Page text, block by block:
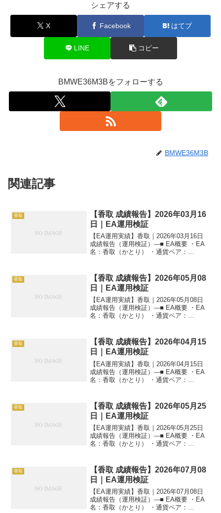
シェアする
X Facebook はてブ
LINE コピー
BMWE36M3Bをフォローする
BMWE36M3B
関連記事
香取
【香取 成績報告】2026年03月16
日｜EA運用検証
【EA運用実績】香取｜2026年03月16日
成績報告（運用検証）---■ EA概要 ・EA
名：香取（かとり） ・通貨ペア：
稼働 ---■ 本日の運用成績...
香取
【香取 成績報告】2026年05月08
日｜EA運用検証
【EA運用実績】香取｜2026年05月08日
成績報告（運用検証）---■ EA概要 ・EA
名：香取（かとり） ・通貨ペア：
稼働 ---■ 本日の運用成績...
香取
【香取 成績報告】2026年04月15
日｜EA運用検証
【EA運用実績】香取｜2026年04月15日
成績報告（運用検証）---■ EA概要 ・EA
名：香取（かとり） ・通貨ペア：
稼働 ---■ 本日の運用成績...
香取
【香取 成績報告】2026年05月25
日｜EA運用検証
【EA運用実績】香取｜2026年05月25日
成績報告（運用検証）---■ EA概要 ・EA
名：香取（かとり） ・通貨ペア：
稼働 ---■ 本日の運用成績...
香取
【香取 成績報告】2026年07月08
日｜EA運用検証
【EA運用実績】香取｜2026年07月08日
成績報告（運用検証）---■ EA概要 ・EA
名：香取（かとり） ・通貨ペア：